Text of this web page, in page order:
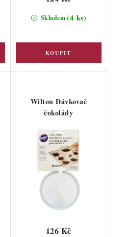
Skladem(4 ks)
Wilton Dávkovač
čokolády
126 Kč